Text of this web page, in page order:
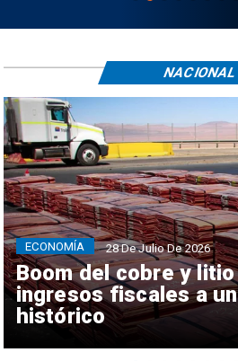
Boom del cobre y
ingresos fiscales a
histórico
ECONOMÍA 28 De Julio De 2026
NACIONAL